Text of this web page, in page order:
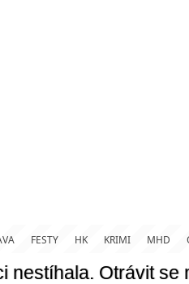
FESTY HK KRIMI MHD
nestíhala. Otrávit se